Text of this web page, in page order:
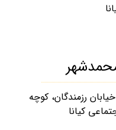
رزمندگان، کوچه